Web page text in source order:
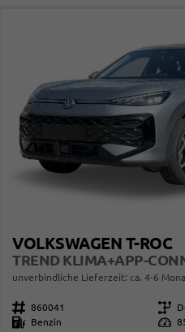
VOLKSWAGEN T-ROC
TREND KLIMA+APP-
unverbindliche Lieferzeit: ca. 4-6
Fahrzeugnr. 860041 Getriebe
Kraftstoff
Benzin Leistung